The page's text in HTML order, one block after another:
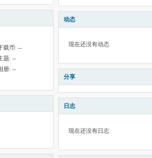
载币: --
题: --
册: --
动态
现在还没有动态
分享
日志
现在还没有日志